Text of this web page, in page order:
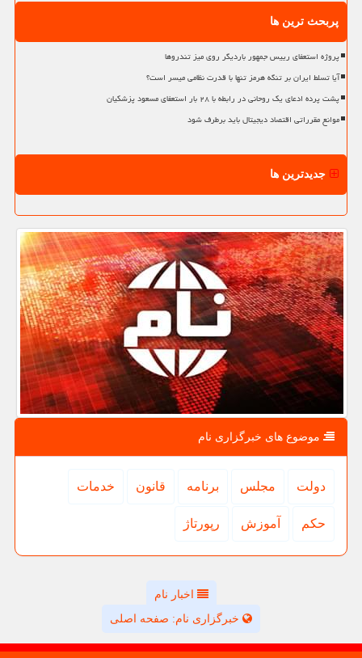
پربحث ترین ها
پروژه استعفای رییس جمهور باردیگر روی میز تندروها
آیا تسلط ایران بر تنگه هرمز تنها با قدرت نظامی میسر است؟
پشت پرده ادعای یک روحانی در رابطه با ۲۸ بار استعفای مسعود پزشکیان
موانع مقرراتی اقتصاد دیجیتال باید برطرف شود
جدیدترین ها
موضوع های خبرگزاری نام
دولت مجلس برنامه قانون خدمات
حكم آموزش رپورتاژ
اخبار نام
خبرگزاری نام: صفحه اصلی